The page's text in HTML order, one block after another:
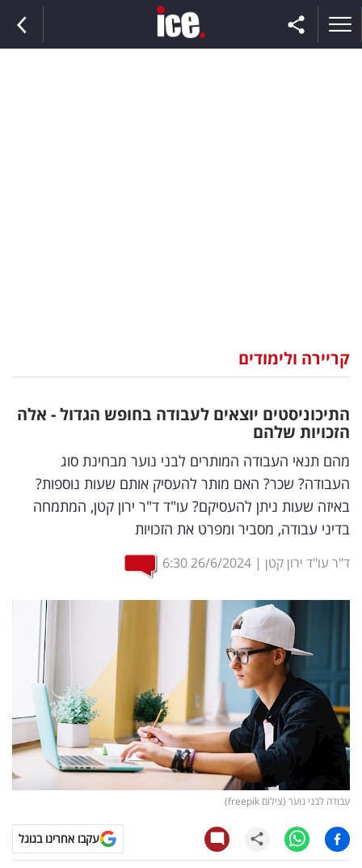
וצרכנות
דיגיטל
וטק
שיווק
ופרסום
משפט
מדדים
ומחקרים
דעות
רכילות
עסקית
ויראלי
טלוויזיה
קריירה ולימודים
התיכוניסטים יוצאים לעבודה בחופש הגדול - אלה
הזכויות שלהם
מהם תנאי העבודה המותרים לבני נוער מבחינת סוג
העבודה? שכר? האם מותר להעסיק אותם שעות נוספות?
באיזה שעות ניתן להעסיקם? עו"ד ד"ר ירון קטן, המתמחה
בדיני עבודה, מסביר ומפרט את הזכויות
ד"ר עו"ד ירון קטן |
26/6/2024
6:30
עבודה לבני נוער (צילום freepik)
עקבו אחרינו בגוגל